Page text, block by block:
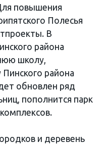
повышения
Полесья
В
района
школу,
района
обновлен ряд
пополнится парк
и деревень